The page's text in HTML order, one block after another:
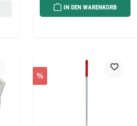
IN DEN WARENKORB
%